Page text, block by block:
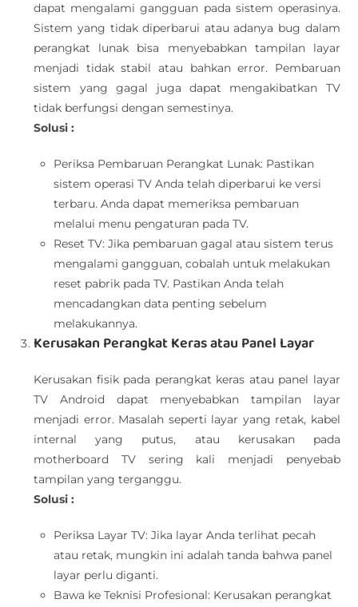
dapat mengalami gangguan pada sistem operasinya.
Sistem yang tidak diperbarui atau adanya bug dalam
perangkat lunak bisa menyebabkan tampilan layar
menjadi tidak stabil atau bahkan error. Pembaruan
sistem yang gagal juga dapat mengakibatkan TV
tidak berfungsi dengan semestinya.
Solusi :
Periksa Pembaruan Perangkat Lunak: Pastikan
sistem operasi TV Anda telah diperbarui ke versi
terbaru. Anda dapat memeriksa pembaruan
melalui menu pengaturan pada TV.
Reset TV: Jika pembaruan gagal atau sistem terus
mengalami gangguan, cobalah untuk melakukan
reset pabrik pada TV. Pastikan Anda telah
mencadangkan data penting sebelum
melakukannya.
Kerusakan Perangkat Keras atau Panel Layar
Kerusakan fisik pada perangkat keras atau panel layar
TV Android dapat menyebabkan tampilan layar
menjadi error. Masalah seperti layar yang retak, kabel
internal yang putus, atau kerusakan pada
motherboard TV sering kali menjadi penyebab
tampilan yang terganggu.
Solusi :
Periksa Layar TV: Jika layar Anda terlihat pecah
atau retak, mungkin ini adalah tanda bahwa panel
layar perlu diganti.
Bawa ke Teknisi Profesional: Kerusakan perangkat